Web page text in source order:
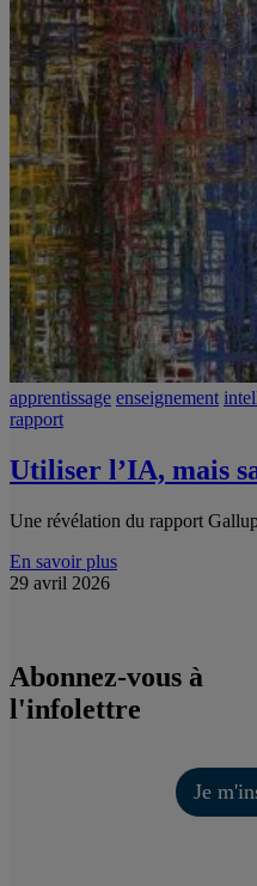
apprentissage enseignement
rapport
Utiliser l’IA, mais
Une révélation du rapport
En savoir plus
29 avril 2026
Abonnez-vous à
l'infolettre
Je